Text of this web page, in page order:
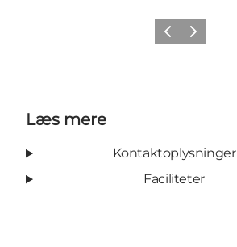
ForrigeNæste
Læs mere
Kontaktoplysninger
Faciliteter